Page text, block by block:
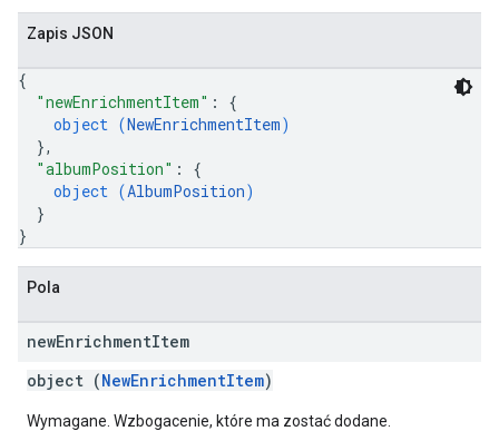
Zapis JSON
{
"newEnrichmentItem" : {
object (NewEnrichmentItem)
},
"albumPosition" : {
object (AlbumPosition)
}
}
Pola
newEnrichmentItem
object (NewEnrichmentItem)
Wymagane. Wzbogacenie, które ma zostać dodane.